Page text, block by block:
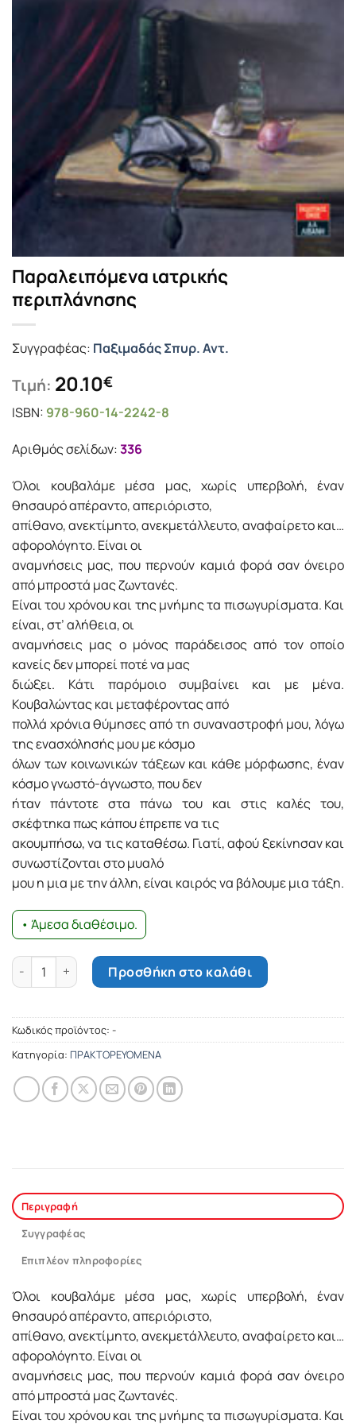
Παραλειπόμενα ιατρικής
περιπλάνησης
Συγγραφέας: Παξιμαδάς Σπυρ. Αντ.
Τιμή: 20.10€
ISBN: 978-960-14-2242-8
Αριθμός σελίδων:336
Όλοι κουβαλάμε μέσα μας, χωρίς υπερβολή, έναν
θησαυρό απέραντο, απεριόριστο,
απίθανο, ανεκτίµητο, ανεκµετάλλευτο, αναφαίρετο και…
αφορολόγητο. Είναι οι
αναµνήσεις µας, που περνούν καµιά φορά σαν όνειρο
από µπροστά µας ζωντανές.
Είναι του χρόνου και της µνήµης τα πισωγυρίσµατα. Και
είναι, στ’ αλήθεια, οι
αναµνήσεις µας ο µόνος παράδεισος από τον οποίο
κανείς δεν µπορεί ποτέ να µας
διώξει. Κάτι παρόµοιο συµβαίνει και µε µένα.
Κουβαλώντας και µεταφέροντας από
πολλά χρόνια θύµησες από τη συναναστροφή µου, λόγω
της ενασχόλησής µου µε κόσµο
όλων των κοινωνικών τάξεων και κάθε µόρφωσης, έναν
κόσµο γνωστό-άγνωστο, που δεν
ήταν πάντοτε στα πάνω του και στις καλές του,
σκέφτηκα πως κάπου έπρεπε να τις
ακουµπήσω, να τις καταθέσω. Γιατί, αφού ξεκίνησαν και
συνωστίζονται στο µυαλό
µου η µια µε την άλλη, είναι καιρός να βάλουµε µια τάξη.
• Άμεσα διαθέσιμο.
Παραλειπόμενα ιατρικής περιπλάνησης ποσότητα
Προσθήκη στο καλάθι
Κωδικός προϊόντος: -
Κατηγορία: ΠΡΑΚΤΟΡΕΥΟΜΕΝΑ
Περιγραφή
Συγγραφέας
Επιπλέον πληροφορίες
Όλοι κουβαλάμε μέσα μας, χωρίς υπερβολή, έναν
θησαυρό απέραντο, απεριόριστο,
απίθανο, ανεκτίµητο, ανεκµετάλλευτο, αναφαίρετο και…
αφορολόγητο. Είναι οι
αναµνήσεις µας, που περνούν καµιά φορά σαν όνειρο
από µπροστά µας ζωντανές.
Είναι του χρόνου και της µνήµης τα πισωγυρίσµατα. Και